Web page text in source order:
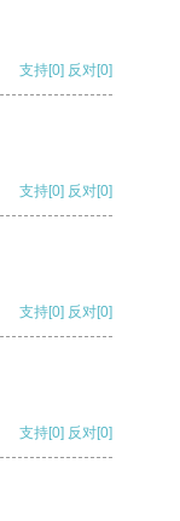
支持[0] 反对[0]
支持[0] 反对[0]
支持[0] 反对[0]
支持[0] 反对[0]